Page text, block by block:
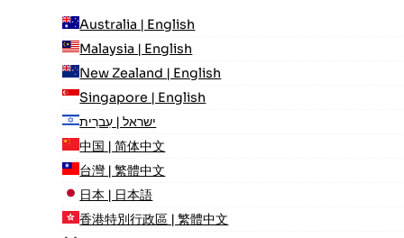
Australia | English
Malaysia | English
New Zealand | English
Singapore | English
ישראל | עִברִית
中国 | 简体中文
台灣 | 繁體中文
日本 | 日本語
香港特別行政區 | 繁體中文